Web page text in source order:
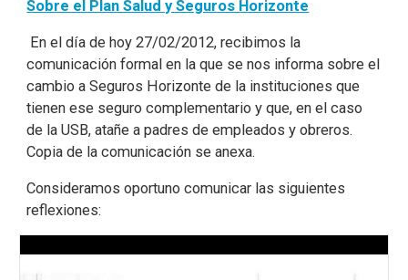
Sobre el Plan Salud y Seguros Horizonte
En el día de hoy 27/02/2012, recibimos la
comunicación formal en la que se nos informa sobre el
cambio a Seguros Horizonte de la instituciones que
tienen ese seguro complementario y que, en el caso
de la USB, atañe a padres de empleados y obreros.
Copia de la comunicación se anexa.
Consideramos oportuno comunicar las siguientes
reflexiones: